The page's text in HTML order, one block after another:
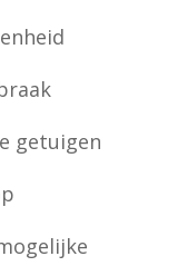
getuigen